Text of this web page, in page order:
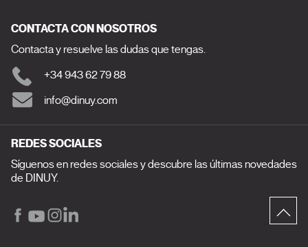
CONTACTA CON NOSOTROS
Contacta y resuelve las dudas que tengas.
+34 943 62 79 88
info@dinuy.com
REDES SOCIALES
Síguenos en redes sociales y descubre las últimas novedades
de DINUY.